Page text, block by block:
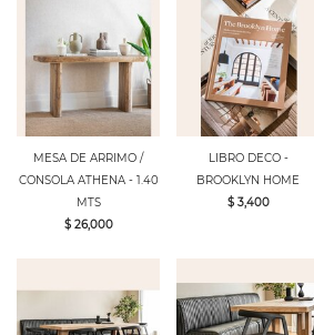
MESA DE ARRIMO /
CONSOLA ATHENA - 1.40
MTS
$ 26,000
LIBRO DECO -
BROOKLYN HOME
$ 3,400